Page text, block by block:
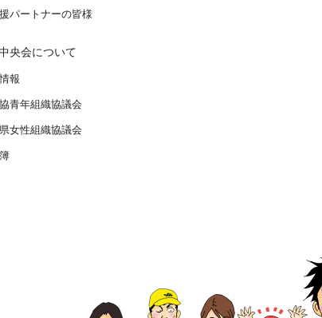
パートナーの皆様
央会について
報
青年組織協議会
県女性組織協議会